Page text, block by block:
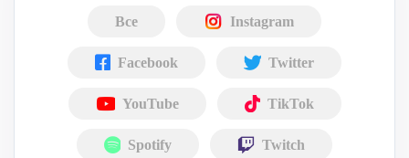
Все Instagram
Facebook Twitter
YouTube TikTok
Spotify Twitch